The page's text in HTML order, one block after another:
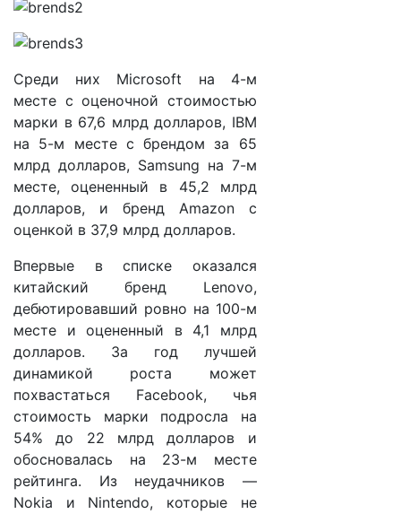
Среди них Microsoft на 4-м
месте с оценочной стоимостью
марки в 67,6 млрд долларов, IBM
на 5-м месте с брендом за 65
млрд долларов, Samsung на 7-м
месте, оцененный в 45,2 млрд
долларов, и бренд Amazon с
оценкой в 37,9 млрд долларов.
Впервые в списке оказался
китайский бренд Lenovo,
дебютировавший ровно на 100-м
месте и оцененный в 4,1 млрд
долларов. За год лучшей
динамикой роста может
похвастаться Facebook, чья
стоимость марки подросла на
54% до 22 млрд долларов и
обосновалась на 23-м месте
рейтинга. Из неудачников —
Nokia и Nintendo, которые не